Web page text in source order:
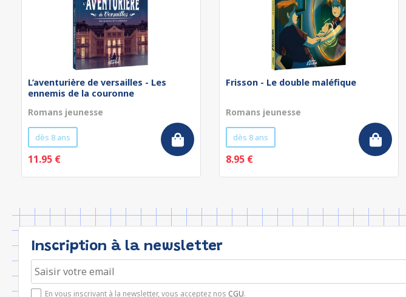
L’aventurière de versailles - Les
ennemis de la couronne
Romans jeunesse
dès 8 ans
11.95 €
Frisson - Le double maléfique
Romans jeunesse
dès 8 ans
8.95 €
Inscription à la newsletter
En vous inscrivant à la newsletter, vous acceptez nos CGU.